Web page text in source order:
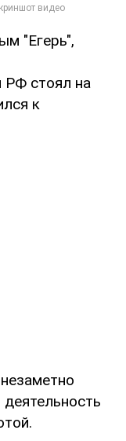
"Егерь",
РФ стоял на
к